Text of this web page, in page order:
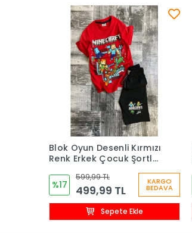
Blok Oyun Desenli Kırmızı
Renk Erkek Çocuk Şortlu
%17
599,99 TL
499,99 TL
KARGO
BEDAVA
Sepete Ekle